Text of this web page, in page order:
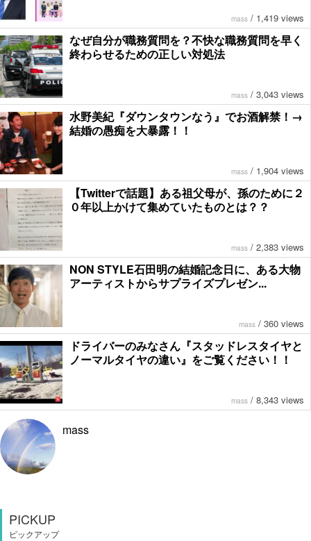
mass / 1,419 views
なぜ自分が職務質問を？不快な職務質問を早く
終わらせるための正しい対処法
mass / 3,043 views
水野美紀『ダウンタウンなう』でお酒解禁！→
結婚の愚痴を大暴露！！
mass / 1,904 views
【Twitterで話題】ある祖父母が、孫のために２
０年以上かけて集めていたものとは？？
mass / 2,383 views
NON STYLE石田明の結婚記念日に、ある大物
アーティストからサプライズプレゼン...
mass / 360 views
ドライバーのみなさん『スタッドレスタイヤと
ノーマルタイヤの違い』をご覧ください！！
mass / 8,343 views
mass
PICKUP
ピックアップ